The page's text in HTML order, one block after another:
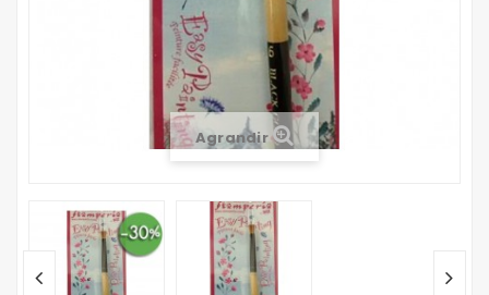
Agrandir